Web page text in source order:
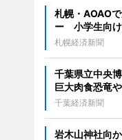
札幌・AOAO
ー 小学生向け
札幌経済新聞
千葉県立中央
巨大肉食恐竜
千葉経済新聞
岩木山神社向